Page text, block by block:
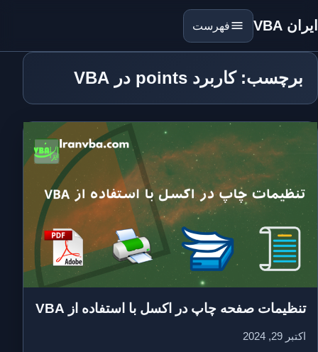
ایران VBA فهرست
برچسب: کاربرد points در VBA
تنظیمات صفحه چاپ در اکسل با استفاده از VBA
اکتبر 29, 2024